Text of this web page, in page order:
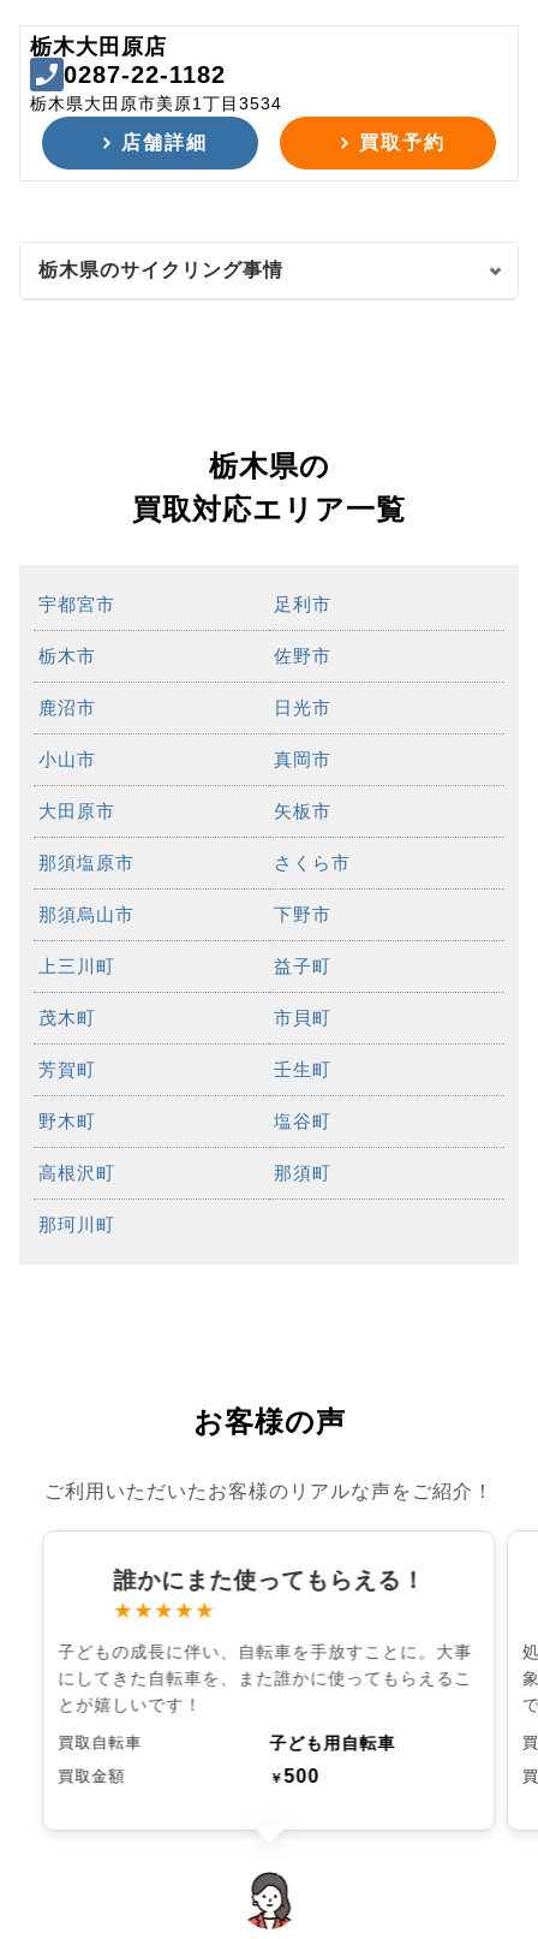
栃木大田原店
0287-22-1182
栃木県大田原市美原1丁目3534
店舗詳細 買取予約
栃木県のサイクリング事情
栃木県の
買取対応エリア一覧
宇都宮市 足利市
栃木市 佐野市
鹿沼市 日光市
小山市 真岡市
大田原市 矢板市
那須塩原市 さくら市
那須烏山市 下野市
上三川町 益子町
茂木町 市貝町
芳賀町 壬生町
野木町 塩谷町
高根沢町 那須町
那珂川町
お客様の声
ご利用いただいたお客様のリアルな声をご紹介！
誰かにまた使ってもらえる！
★★★★★
子どもの成長に伴い、自転車を手放すことに。大事
にしてきた自転車を、また誰かに使ってもらえるこ
とが嬉しいです！
買取自転車 子ども用自転車
買取金額 ￥500
chevron_left chevron_right